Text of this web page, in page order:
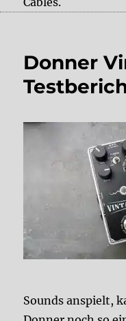
Donner
Sounds anspielt,